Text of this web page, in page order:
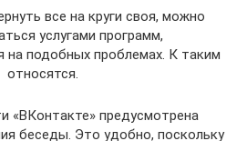
все на круги своя, можно
услугами программ,
на подобных проблемах. К таким
относятся.
«ВКонтакте» предусмотрена
беседы. Это удобно, поскольку